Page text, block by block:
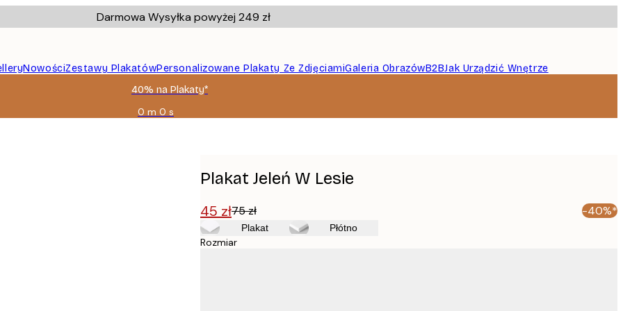
Darmowa Wysyłka powyżej 249 zł
NowościZestawy PlakatówPersonalizowane Plakaty Ze ZdjęciamiGaleria ObrazówB2BJak Urządzić Wnętrze
40% na Plakaty*
0 m 0 s
Ważny
Plakat Jeleń W Lesie
45 zł75 zł -40%*
Plakat Płótno
Rozmiar